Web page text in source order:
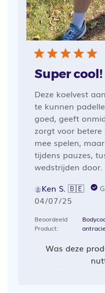
Super cool!
Deze koelvest
te kunnen
goed, geeft
zorgt voor
mee spelen,
tijdens pauzes,
wedstrijden door. ...
Ken S. 🇧🇪
04/07/25
Beoordeeld
Product:
Was deze